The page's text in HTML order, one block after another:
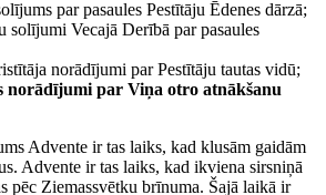
par pasaules Pestītāju Ēdenes dārzā;
Vecajā Derībā par pasaules
norādījumi par Pestītāju tautas vidū;
par Viņa otro atnākšanu
Advente ir tas laiks, kad klusām gaidām
Advente ir tas laiks, kad ikviena sirsniņā
pēc Ziemassvētku brīnuma. Šajā laikā ir